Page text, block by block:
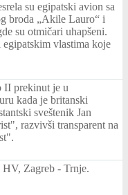
su egipatski avion sa
broda „Akile Lauro“ i
su otmičari uhapšeni.
vlastima koje
II prekinut je u
kada je britanski
sveštenik Jan
razvivši transparent na
Zagreb - Trnje.